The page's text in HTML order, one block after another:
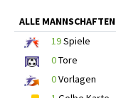
ALLE MANNSCHAFTEN
19Spiele
0Tore
0Vorlagen